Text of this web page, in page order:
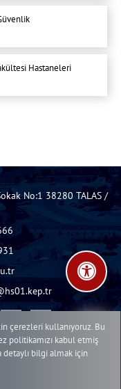
Hastaneleri
No:1 38280 TALAS /
Sistemi
Web Birimi
çerezleri kullanıyoruz. Bu
politikamızı kabul etmiş
detaylı bilgi almak için